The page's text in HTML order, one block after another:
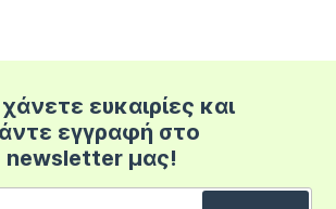
ευκαιρίες και
εγγραφή στο
newsletter μας!